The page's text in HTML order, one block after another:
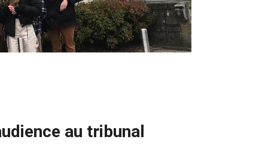
au tribunal